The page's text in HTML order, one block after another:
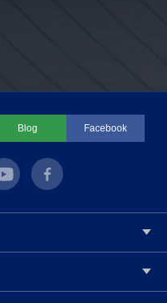
Blog Facebook
instagramyoutube